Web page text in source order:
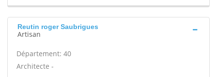
Reutin roger Saubrigues
Artisan
Département: 40
Architecte -